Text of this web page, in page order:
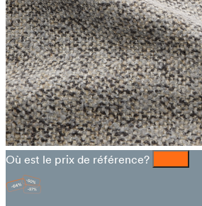
Où est le prix de référence?